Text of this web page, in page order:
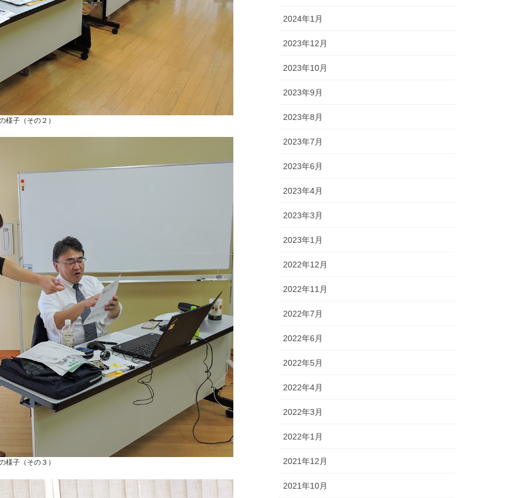
様子（その２）
様子（その３）
2024年1月
2023年12月
2023年10月
2023年9月
2023年8月
2023年7月
2023年6月
2023年4月
2023年3月
2023年1月
2022年12月
2022年11月
2022年7月
2022年6月
2022年5月
2022年4月
2022年3月
2022年1月
2021年12月
2021年10月